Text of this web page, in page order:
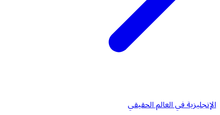
الإنجليزية في العالم الحقيقي